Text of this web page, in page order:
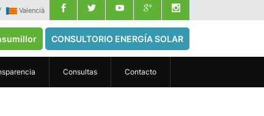
Valencià
CONSULTORIO ENERGÍA SOLAR
Consultas Contacto